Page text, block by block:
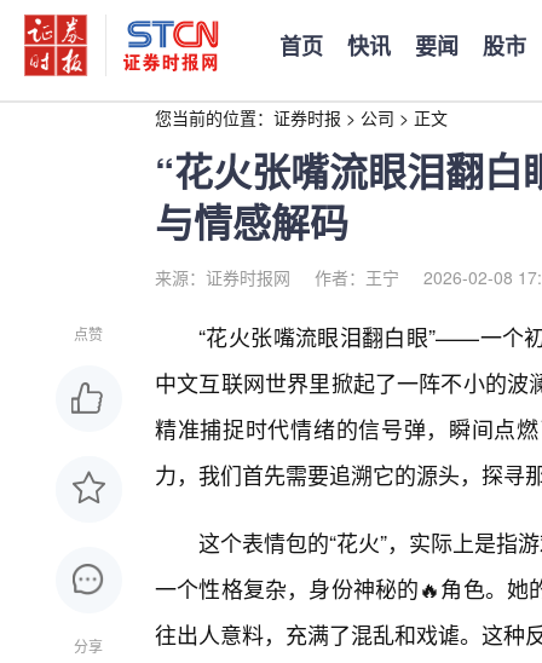
首页 快讯 要闻 股市
您当前的位置： 证券时报 > 公司 > 正文
“花火张嘴流眼泪翻
与情感解码
来源：证券时报网 作者：王宁 2026-02-08
点赞
分享
“花火张嘴流眼泪翻白眼”——一个
中文互联网世界里掀起了一阵不小的
精准捕捉时代情绪的信号弹，瞬间点
力，我们首先需要追溯它的源头，探寻
这个表情包的“花火”，实际上是指
一个性格复杂，身份神秘的🔥角色。
往出人意料，充满了混乱和戏谑。这种